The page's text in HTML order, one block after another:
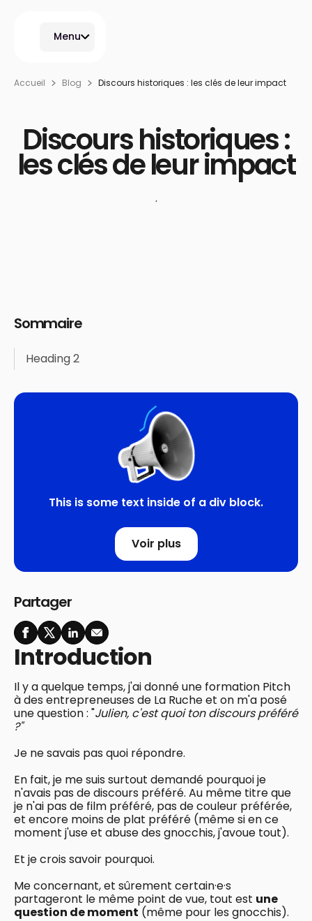
Menu
Accueil Blog Discours historiques : les clés de leur impact
Discours historiques :
les clés de leur impact
·
Sommaire
Heading 2
This is some text inside of a div block.
Voir plus
Partager
Introduction
Il y a quelque temps, j'ai donné une formation Pitch
à des entrepreneuses de La Ruche et on m'a posé
une question : "Julien, c'est quoi ton discours préféré
?"
Je ne savais pas quoi répondre.
En fait, je me suis surtout demandé pourquoi je
n'avais pas de discours préféré. Au même titre que
je n'ai pas de film préféré, pas de couleur préférée,
et encore moins de plat préféré (même si en ce
moment j'use et abuse des gnocchis, j'avoue tout).
Et je crois savoir pourquoi.
Me concernant, et sûrement certain·e·s
partageront le même point de vue, tout est une
question de moment (même pour les gnocchis).